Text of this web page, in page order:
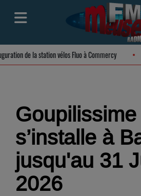
de la station vélos Fluo à Commercy
Goupilissime
s’installe à
jusqu'au 31
2026